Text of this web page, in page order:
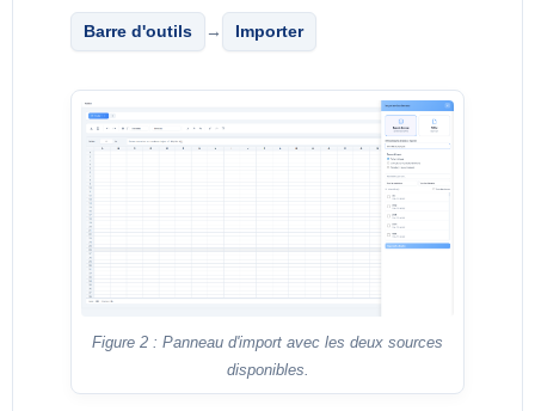
Barre d'outils → Importer
Figure 2 : Panneau d'import avec les deux sources
disponibles.